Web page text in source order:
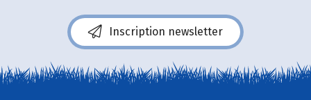
Inscription newsletter